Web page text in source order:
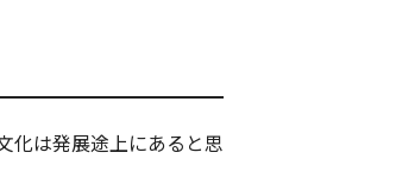
化は発展途上にあると思